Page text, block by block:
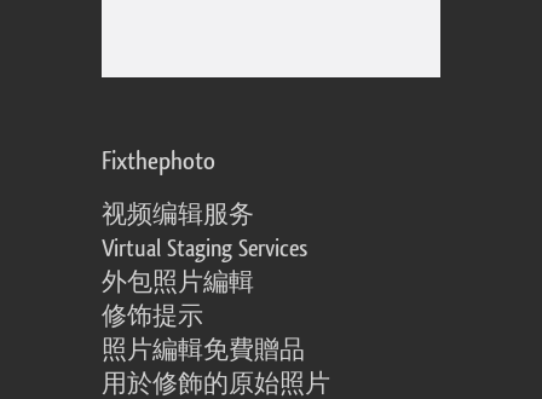
Fixthephoto
视频编辑服务
Virtual Staging Services
外包照片編輯
修饰提示
照片編輯免費贈品
用於修飾的原始照片